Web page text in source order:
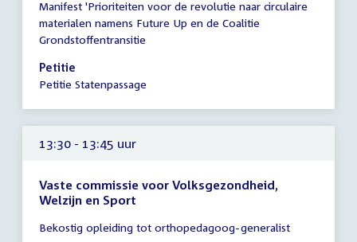
vergadering
13:15
-
13:30
uur
Manifest 'Prioriteiten voor de revolutie naar circulaire
materialen namens Future Up en de Coalitie
Grondstoffentransitie
Petitie
Petitie Statenpassage
13:30 - 13:45 uur
Vaste commissie voor Volksgezondheid,
Welzijn en Sport
vergadering
Bekostig opleiding tot orthopedagoog-generalist